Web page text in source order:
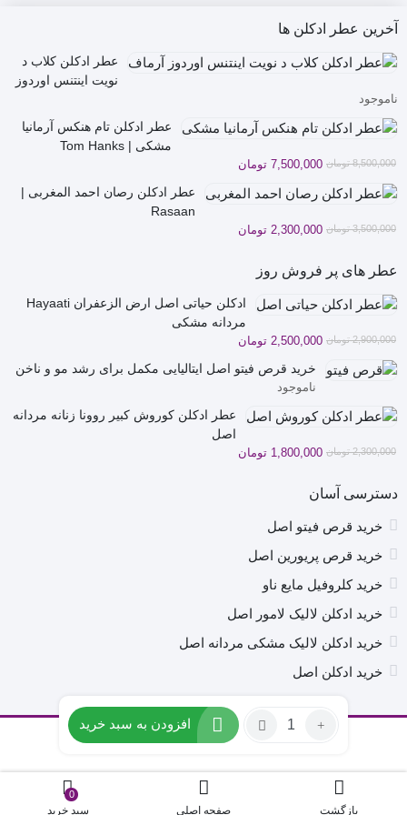
آخرین عطر ادکلن ها
عطر ادکلن کلاب د
نویت اینتنس اوردوز
ناموجود
عطر ادکلن تام هنکس آرمانیا
مشکی | Tom Hanks
8,500,000 تومان
قیمت
اصلی
8,500,000 تومان
بود.
7,500,000 تومان
قیمت
فعلی
7,500,000 تومان
است.
عطر ادکلن رصان احمد المغربی |
Rasaan
3,500,000 تومان
قیمت
3,500,000 تومان
2,300,000 تومان
قیمت
2,300,000 تومان
عطر های پر فروش روز
ادکلن حیاتی اصل ارض الزعفران Hayaati
مردانه مشکی
2,900,000 تومان
قیمت
اصلی
2,900,000 تومان
2,500,000 تومان
قیمت
فعلی
2,500,000 تومان
خرید قرص فیتو اصل ایتالیایی مکمل برای رشد مو و ناخن
ناموجود
عطر ادکلن کوروش کبیر روونا زنانه مردانه
اصل
2,300,000 تومان
قیمت
2,300,000 تومان
1,800,000 تومان
قیمت
1,800,000 تومان
دسترسی آسان
خرید قرص فیتو اصل
خرید قرص پریورین اصل
خرید کلروفیل مایع ناو
خرید ادکلن لالیک لامور اصل
خرید ادکلن لالیک مشکی مردانه اصل
خرید ادکلن اصل
تمامی حقوق برای سایت ما محفوظ است.
تعداد:
بدیع
افزودن به سبد خرید
بازگشت صفحه اصلی
0
سبد خرید